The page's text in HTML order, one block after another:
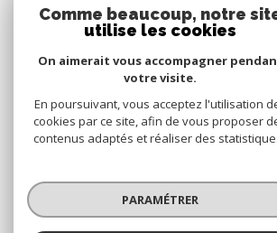
26 Allée de la liberté
34570Pignan
04 67 47 58 08
agence@preferenceimmo-
© 2026 | Tous droits réservés
Comme beaucoup, notre
utilise les cookies
On aimerait vous accompagner
votre visite.
En poursuivant, vous acceptez l'utilisation
cookies par ce site, afin de vous proposer
contenus adaptés et réaliser des
PARAMÉTRER